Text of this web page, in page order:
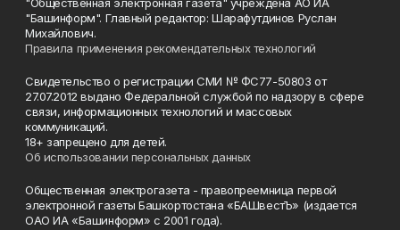
"Башинформ". Главный редактор: Шарафутдинов Руслан
Михайлович.
Правила применения рекомендательных технологий
Свидетельство о регистрации СМИ № ФС77-50803 от
27.07.2012 выдано Федеральной службой по надзору в сфере
связи, информационных технологий и массовых
коммуникаций.
18+ запрещено для детей.
Об использовании персональных данных
Общественная электрогазета - правопреемница первой
электронной газеты Башкортостана «БАШвестЪ» (издается
ОАО ИА «Башинформ» с 2001 года).